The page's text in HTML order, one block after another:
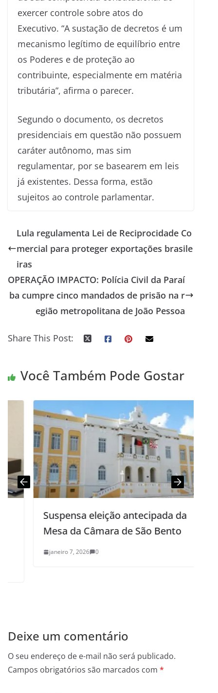
exercer controle sobre atos do
Executivo. “A sustação de decretos é um
mecanismo legítimo de equilíbrio entre
os Poderes e de proteção ao
contribuinte, especialmente em matéria
tributária”, afirma o parecer.
Segundo o documento, os decretos
presidenciais em questão não possuem
caráter autônomo, mas sim
regulamentar, por se basearem em leis
já existentes. Dessa forma, estão
sujeitos ao controle parlamentar.
Lula regulamenta Lei de Reciprocidade Co
mercial para proteger exportações brasile
iras
OPERAÇÃO IMPACTO: Polícia Civil da Paraí
ba cumpre cinco mandados de prisão na r
egião metropolitana de João Pessoa
Share This Post:
Você Também Pode Gostar
Suspensa eleição antecipada da
Mesa da Câmara de São Bento
janeiro 7, 2026 0
Deixe um comentário
O seu endereço de e-mail não será publicado.
Campos obrigatórios são marcados com *